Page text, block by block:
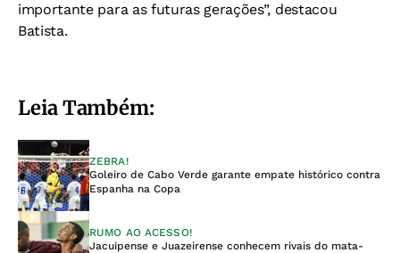
importante para as futuras gerações”, destacou
Batista.
Leia Também:
ZEBRA!
Goleiro de Cabo Verde garante empate histórico contra
Espanha na Copa
RUMO AO ACESSO!
Jacuipense e Juazeirense conhecem rivais do mata-